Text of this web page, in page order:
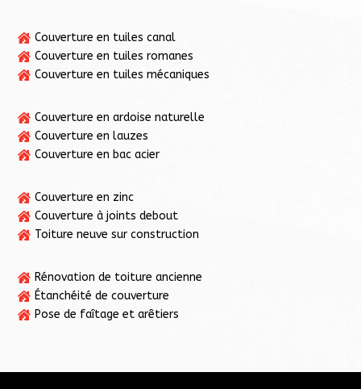
 Couverture en tuiles canal
 Couverture en tuiles romanes
 Couverture en tuiles mécaniques
 Couverture en ardoise naturelle
 Couverture en lauzes
 Couverture en bac acier
 Couverture en zinc
 Couverture à joints debout
 Toiture neuve sur construction
 Rénovation de toiture ancienne
 Étanchéité de couverture
 Pose de faîtage et arêtiers